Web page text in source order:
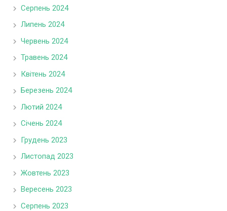
Серпень 2024
Липень 2024
Червень 2024
Травень 2024
Квітень 2024
Березень 2024
Лютий 2024
Січень 2024
Грудень 2023
Листопад 2023
Жовтень 2023
Вересень 2023
Серпень 2023